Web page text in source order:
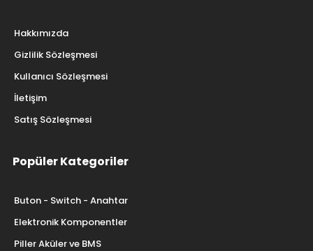
Hakkımızda
Gizlilik Sözleşmesi
Kullanıcı Sözleşmesi
İletişim
Satış Sözleşmesi
Popüler Kategoriler
Buton - Switch - Anahtar
Elektronik Komponentler
Piller Aküler ve BMS